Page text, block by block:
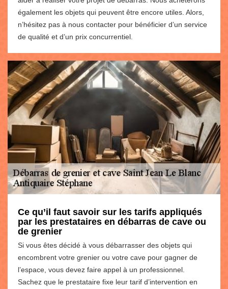
également les objets qui peuvent être encore utiles. Alors,
n’hésitez pas à nous contacter pour bénéficier d’un service
de qualité et d’un prix concurrentiel.
Ce qu’il faut savoir sur les tarifs appliqués
par les prestataires en débarras de cave ou
de grenier
Si vous êtes décidé à vous débarrasser des objets qui
encombrent votre grenier ou votre cave pour gagner de
l’espace, vous devez faire appel à un professionnel.
Sachez que le prestataire fixe leur tarif d’intervention en